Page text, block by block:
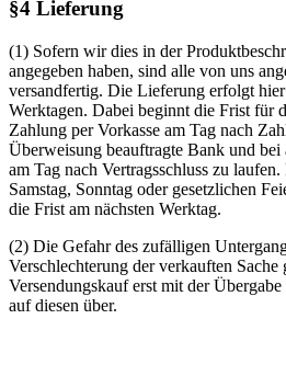
§4 Lieferung
(1) Sofern wir dies in der
angegeben haben, sind alle von uns
versandfertig. Die Lieferung erfolgt
Werktagen. Dabei beginnt die Frist für
Zahlung per Vorkasse am Tag nach
Überweisung beauftragte Bank und bei
am Tag nach Vertragsschluss zu
Samstag, Sonntag oder gesetzlichen
die Frist am nächsten Werktag.
(2) Die Gefahr des zufälligen
Verschlechterung der verkauften Sache
Versendungskauf erst mit der
auf diesen über.